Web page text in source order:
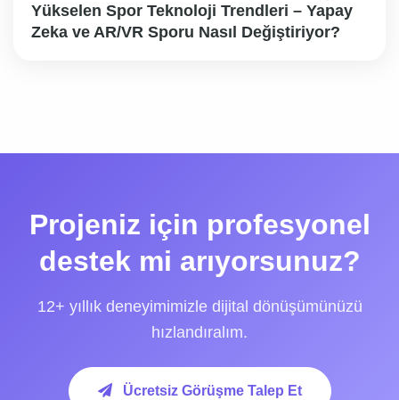
Yükselen Spor Teknoloji Trendleri – Yapay
Zeka ve AR/VR Sporu Nasıl Değiştiriyor?
Projeniz için profesyonel
destek mi arıyorsunuz?
12+ yıllık deneyimimizle dijital dönüşümünüzü
hızlandıralım.
Ücretsiz Görüşme Talep Et